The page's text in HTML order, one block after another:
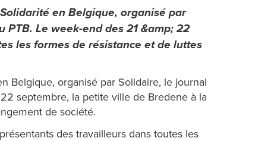
en Belgique, organisé par
Le week-end des 21 &amp; 22
les formes de résistance et de luttes
Belgique, organisé par Solidaire, le journal
septembre, la petite ville de Bredene à la
de société.
des travailleurs dans toutes les